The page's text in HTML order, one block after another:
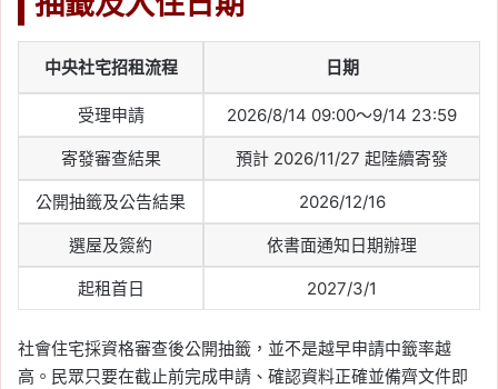
列舉扣除額怎麼選最省？
除額, 報稅, 報稅季懶人包 , 報稅懶人包
報稅教學, 房貸報稅, 房貸扣除額, 扣除
額, 特別扣除額
2026-05-04
健保卡報稅教學：健保卡
註冊、網路報稅流程與沒
有讀卡機報稅方式
Tag: 個人綜合所得稅, 健保卡報稅 , 健保
卡註冊, 報稅, 綜合所得稅
中央社宅招租流程 日期
受理申請 2026/8/14 09:00～9/14 23:59
寄發審查結果 預計 2026/11/27 起陸續寄發
公開抽籤及公告結果 2026/12/16
選屋及簽約 依書面通知日期辦理
起租首日 2027/3/1
社會住宅採資格審查後公開抽籤，並不是越早申請中籤率越
高。民眾只要在截止前完成申請、確認資料正確並備齊文件即